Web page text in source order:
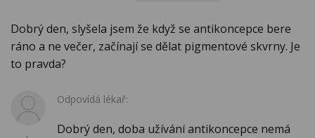
Dobrý den, slyšela jsem že když se antikoncepce bere
ráno a ne večer, začínají se dělat pigmentové skvrny. Je
to pravda?
Odpovídá lékař:
Dobrý den, doba užívání antikoncepce nemá